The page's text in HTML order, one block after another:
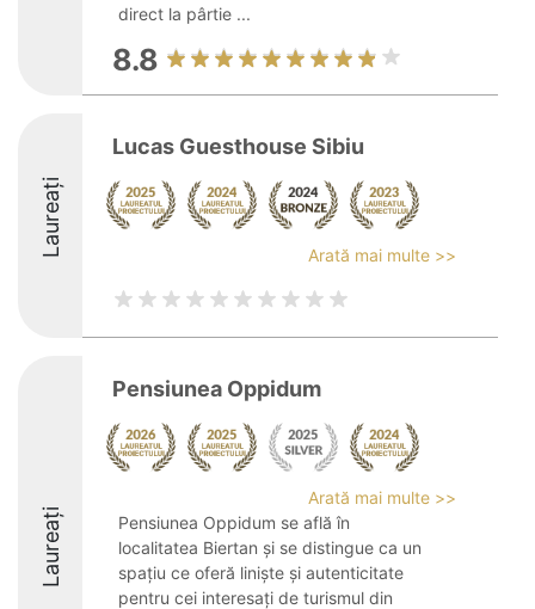
direct la pârtie ...
8.8
Laureați
Lucas Guesthouse Sibiu
Arată mai multe >>
Laureați
Pensiunea Oppidum
Arată mai multe >>
Pensiunea Oppidum se află în
localitatea Biertan și se distingue ca un
spațiu ce oferă liniște și autenticitate
pentru cei interesați de turismul din